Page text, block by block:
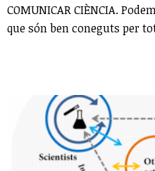
COMUNICAR CIÈNCIA.
que són ben coneguts per